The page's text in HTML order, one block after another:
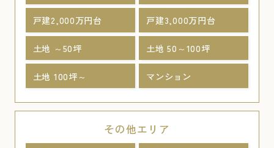
戸建2,000万円台 戸建3,000万円台
土地 ～50坪 土地 50～100坪
土地 100坪～ マンション
その他エリア